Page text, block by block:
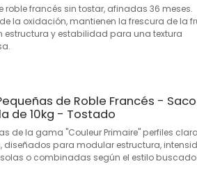
roble francés sin tostar, afinadas 36 meses.
la oxidación, mantienen la frescura de la
estructura y estabilidad para una textura
de Roble Francés - Saco
de 10kg - Tostado
de la gama "Couleur Primaire" perfiles
diseñados para modular estructura,
solas o combinadas según el estilo buscado.